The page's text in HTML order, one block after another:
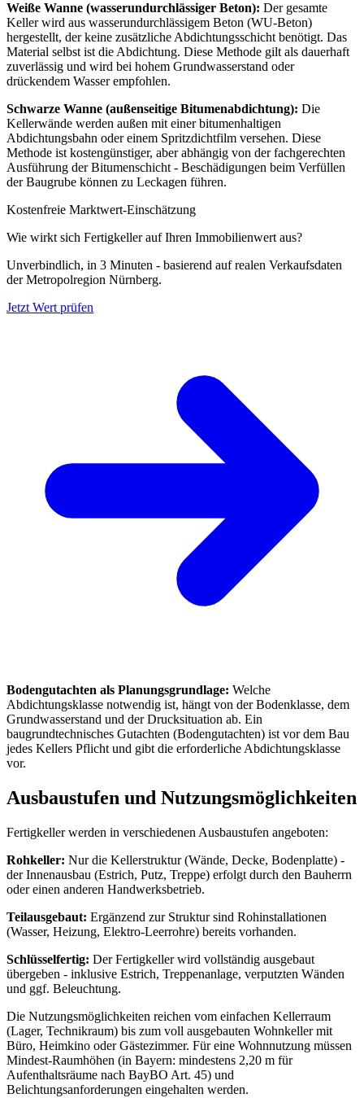
Weiße Wanne (wasserundurchlässiger Beton): Der gesamte
Keller wird aus wasserundurchlässigem Beton (WU-Beton)
hergestellt, der keine zusätzliche Abdichtungsschicht benötigt. Das
Material selbst ist die Abdichtung. Diese Methode gilt als dauerhaft
zuverlässig und wird bei hohem Grundwasserstand oder
drückendem Wasser empfohlen.
Schwarze Wanne (außenseitige Bitumenabdichtung): Die
Kellerwände werden außen mit einer bitumenhaltigen
Abdichtungsbahn oder einem Spritzdichtfilm versehen. Diese
Methode ist kostengünstiger, aber abhängig von der fachgerechten
Ausführung der Bitumenschicht - Beschädigungen beim Verfüllen
der Baugrube können zu Leckagen führen.
Kostenfreie Marktwert-Einschätzung
Wie wirkt sich Fertigkeller auf Ihren Immobilienwert aus?
Unverbindlich, in 3 Minuten - basierend auf realen Verkaufsdaten
der Metropolregion Nürnberg.
Jetzt Wert prüfen
Bodengutachten als Planungsgrundlage: Welche
Abdichtungsklasse notwendig ist, hängt von der Bodenklasse, dem
Grundwasserstand und der Drucksituation ab. Ein
baugrundtechnisches Gutachten (Bodengutachten) ist vor dem Bau
jedes Kellers Pflicht und gibt die erforderliche Abdichtungsklasse
vor.
Ausbaustufen und Nutzungsmöglichkeiten
Fertigkeller werden in verschiedenen Ausbaustufen angeboten:
Rohkeller: Nur die Kellerstruktur (Wände, Decke, Bodenplatte) -
der Innenausbau (Estrich, Putz, Treppe) erfolgt durch den Bauherrn
oder einen anderen Handwerksbetrieb.
Teilausgebaut: Ergänzend zur Struktur sind Rohinstallationen
(Wasser, Heizung, Elektro-Leerrohre) bereits vorhanden.
Schlüsselfertig: Der Fertigkeller wird vollständig ausgebaut
übergeben - inklusive Estrich, Treppenanlage, verputzten Wänden
und ggf. Beleuchtung.
Die Nutzungsmöglichkeiten reichen vom einfachen Kellerraum
(Lager, Technikraum) bis zum voll ausgebauten Wohnkeller mit
Büro, Heimkino oder Gästezimmer. Für eine Wohnnutzung müssen
Mindest-Raumhöhen (in Bayern: mindestens 2,20 m für
Aufenthaltsräume nach BayBO Art. 45) und
Belichtungsanforderungen eingehalten werden.